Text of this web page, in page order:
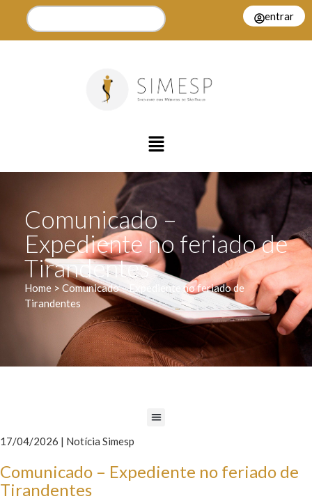
entrar
Comunicado –
Expediente no feriado de
Tirandentes
Home > Comunicado – Expediente no feriado de
Tirandentes
17/04/2026 | Notícia Simesp
Comunicado – Expediente no feriado de
Tirandentes